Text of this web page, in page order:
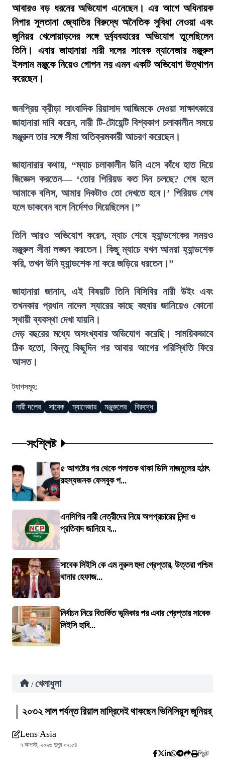
আবারও বড় ধরনের অভিযোগ এনেছেন। এর আগে অধিনায়ক
নিগার সুলতানা জ্যোতির বিরুদ্ধে অনৈতিক সুবিধা নেওয়া এবং
জুনিয়র খেলোয়াড়দের সঙ্গে দুর্ব্যবহারের অভিযোগ তুলেছিলেন
তিনি। এবার জাহানারা নারী দলের সাবেক ম্যানেজার মঞ্জুরুল
ইসলাম মঞ্জুকে নিয়েও গোপন নয় এমন একটি অভিযোগ উত্থাপন
করেছেন।
জনপ্রিয় ক্রীড়া সাংবাদিক রিয়াসাদ আজিমকে দেওয়া সাক্ষাৎকারে
জাহানারা দাবি করেন, নারী টি-টোয়েন্টি বিশ্বকাপ চলাকালীন সময়ে
মঞ্জুরুল তার সঙ্গে সীমা অতিক্রমকারী আচরণ করেছেন।
জাহানারার কথায়, “ম্যাচ চলাকালীন উনি এসে কাঁধে হাত দিয়ে
জিজ্ঞেস করতেন— ‘তোর পিরিয়ড কত দিন চলছে? শেষ হলে
আমাকে বলিস, আমার দিকটাও তো দেখতে হবে।’ পিরিয়ড শেষ
হলে ডাকবেন বলে নির্দেশও দিয়েছিলেন।”
তিনি আরও অভিযোগ করেন, ম্যাচ শেষে হ্যান্ডশেকের সময়ও
মঞ্জুরুল সীমা লঙ্ঘন করতেন। কিছু ম্যাচে যখন আমরা হ্যান্ডশেক
করি, তখন উনি হ্যান্ডশেক না করে জড়িয়ে ধরতেন।”
জাহানারা জানান, এই বিষয়টি তিনি বিসিবির নারী উইং এবং
তখনকার প্রধান নাদেল স্যারের কাছে বহুবার জানিয়েও কোনো
স্থায়ী ব্যবস্থা দেখা যায়নি।
দেড় বছরের মধ্যে অসংখ্যবার অভিযোগ করেছি। সাময়িকভাবে
ঠিক হতো, কিন্তু কিছুদিন পর আবার আগের পরিস্থিতি ফিরে
আসত।
ট্যাগসমূহ:
নারী দলের সাবেক ম্যানেজার মঞ্জুরুলের বিরুদ্ধে
সংশ্লিষ্ট
৫ আগষ্টের পর থেকে পলাতক থাকা ডিসি নাজমুলের হঠাৎ
রহস্যজনক ফেসবুক প...
এনসিপির নারী নেত্রীদের নিয়ে অপপ্রচারের নিন্দা ও
প্রতিবাদ জানিয়ে ব...
সাবেক সিইসি কে এম নুরুল হুদা গ্রেপ্তার, উত্তরা পশ্চিম
থানার হেফাজ...
নির্বাচন নিয়ে বিতর্কিত ভূমিকার পর এবার গ্রেপ্তার সাবেক
সিইসি হাবি...
/ খেলাধুলা
২০৩২ সাল পর্যন্ত রিয়াল মাদ্রিদেই থাকছেন ভিনিসিয়ুস জুনিয়র্
Lens Asia
৭ আগস্ট, ২০২৬ দুপুর ০২:৫৪
প্রিন্ট